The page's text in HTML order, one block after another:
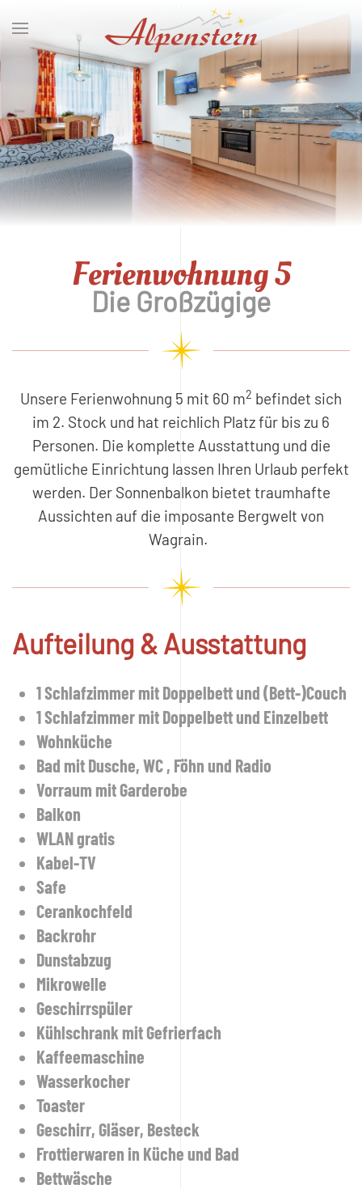
Zum Hauptinhalt springen
Ferienwohnung 5
Die Großzügige
Unsere Ferienwohnung 5 mit 60 m2 befindet sich
im 2. Stock und hat reichlich Platz für bis zu 6
Personen. Die komplette Ausstattung und die
gemütliche Einrichtung lassen Ihren Urlaub perfekt
werden. Der Sonnenbalkon bietet traumhafte
Aussichten auf die imposante Bergwelt von
Wagrain.
Aufteilung & Ausstattung
1 Schlafzimmer mit Doppelbett und (Bett-)Couch
1 Schlafzimmer mit Doppelbett und Einzelbett
Wohnküche
Bad mit Dusche, WC , Föhn und Radio
Vorraum mit Garderobe
Balkon
WLAN gratis
Kabel-TV
Safe
Cerankochfeld
Backrohr
Dunstabzug
Mikrowelle
Geschirrspüler
Kühlschrank mit Gefrierfach
Kaffeemaschine
Wasserkocher
Toaster
Geschirr, Gläser, Besteck
Frottierwaren in Küche und Bad
Bettwäsche